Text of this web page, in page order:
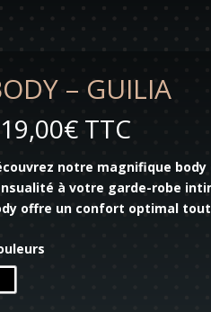
– GUILIA
€ TTC
notre magnifique
à votre garde-robe
offre un confort optimal